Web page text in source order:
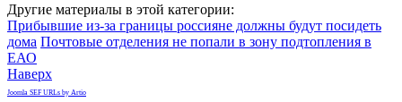
Другие материалы в этой категории:
Прибывшие из-за границы россияне должны будут посидеть
дома Почтовые отделения не попали в зону подтопления в
ЕАО
Наверх
Joomla SEF URLs by Artio